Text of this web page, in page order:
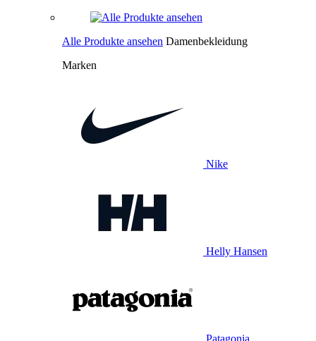
Alle Produkte ansehen Damenbekleidung
Marken
Nike
Helly Hansen
Patagonia